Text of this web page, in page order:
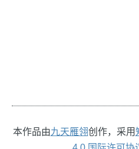
本作品由九天雁翎创作，采用